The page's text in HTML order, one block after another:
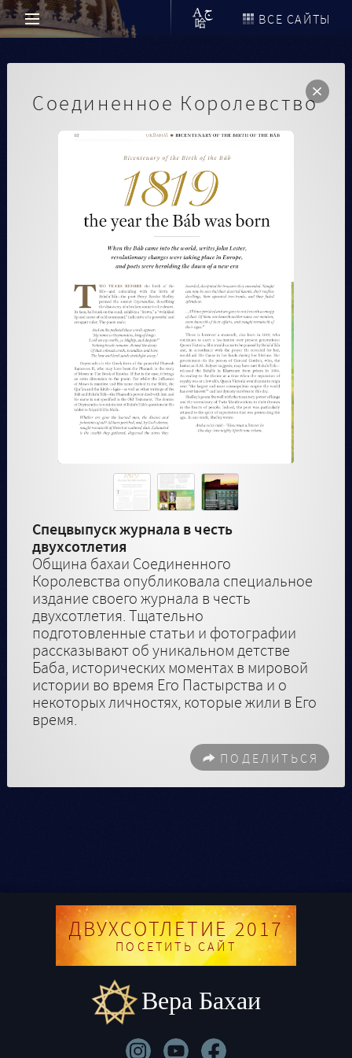
ВСЕ САЙТЫ
Соединенное Королевство
Спецвыпуск журнала в честь
двухсотлетия
Община бахаи Соединенного
Королевства опубликовала специальное
издание своего журнала в честь
двухсотлетия. Тщательно
подготовленные статьи и фотографии
рассказывают об уникальном детстве
Баба, исторических моментах в мировой
истории во время Его Пастырства и о
некоторых личностях, которые жили в Его
время.
ПОДЕЛИТЬСЯ
ДВУХСОТЛЕТИЕ 2017
ПОСЕТИТЬ САЙТ
Вера Бахаи